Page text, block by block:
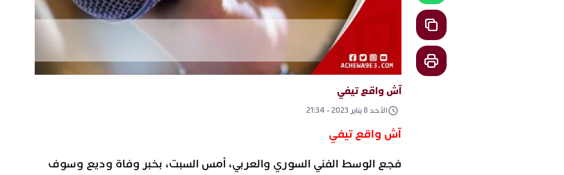
آش واقع تيفي
الأحد 8 يناير 2023 - 21:34
آش واقع تيفي
فجع الوسط الفني السوري والعربي، أمس السبت، بخبر وفاة وديع وسوف